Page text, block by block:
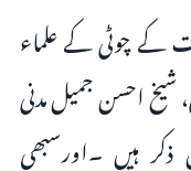
چوٹی کے علماء
شیخ احسن جمیل مدنی
ذکر ہیں ۔اورسبھی